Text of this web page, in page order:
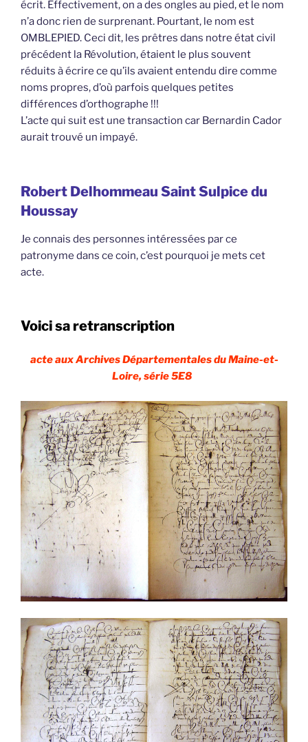
écrit. Effectivement, on a des ongles au pied, et le nom
n’a donc rien de surprenant. Pourtant, le nom est
OMBLEPIED. Ceci dit, les prêtres dans notre état civil
précédent la Révolution, étaient le plus souvent
réduits à écrire ce qu’ils avaient entendu dire comme
noms propres, d’où parfois quelques petites
différences d’orthographe !!!
L’acte qui suit est une transaction car Bernardin Cador
aurait trouvé un impayé.
Robert Delhommeau Saint Sulpice du
Houssay
Je connais des personnes intéressées par ce
patronyme dans ce coin, c’est pourquoi je mets cet
acte.
Voici sa retranscription
acte aux Archives Départementales du Maine-et-
Loire, série 5E8